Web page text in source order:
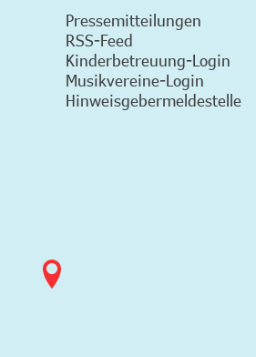
Pressemitteilungen
RSS-Feed
Kinderbetreuung-Login
Musikvereine-Login
Hinweisgebermeldestelle